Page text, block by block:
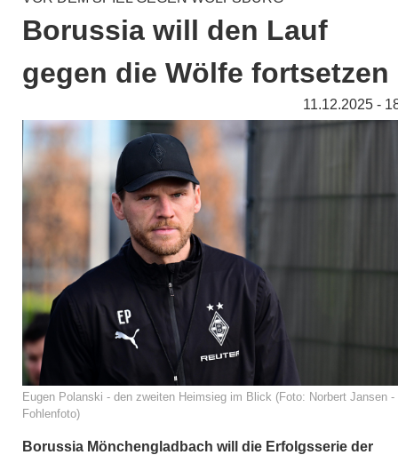
Borussia will den Lauf
gegen die Wölfe fortsetzen
11.12.2025 -
Eugen Polanski - den zweiten Heimsieg im Blick (Foto: Norbert Jansen -
Fohlenfoto)
Borussia Mönchengladbach will die Erfolgsserie der